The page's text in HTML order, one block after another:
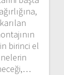
birinci el